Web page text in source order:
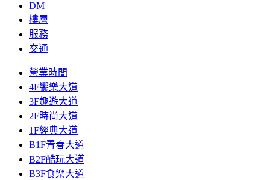
DM
樓層
服務
交通
營業時間
4F饗樂大道
3F趣遊大道
2F時尚大道
1F經典大道
B1F青春大道
B2F酷玩大道
B3F食樂大道